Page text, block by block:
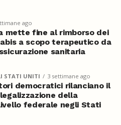
ago
mette fine al rimborso dei
a scopo terapeutico da
sanitaria
STATI UNITI 3 settimane ago
democratici rilanciano il
della
federale negli Stati